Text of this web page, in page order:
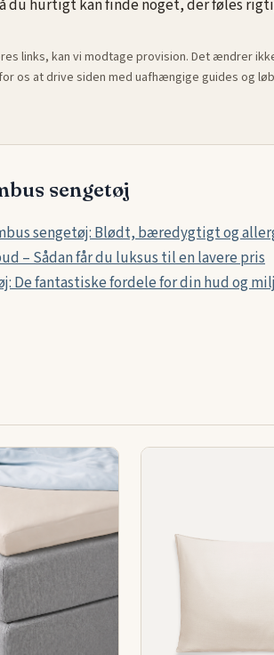
du hurtigt kan finde noget, der føles
links, kan vi modtage provision. Det ændrer
os at drive siden med uafhængige guides og
sengetøj
sengetøj: Blødt, bæredygtigt og
– Sådan får du luksus til en lavere pris
De fantastiske fordele for din hud og